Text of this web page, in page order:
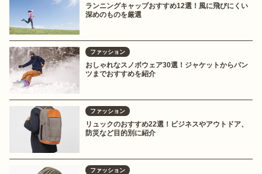
ランニングキャップおすすめ12選！風に飛びにくい
深めのものを厳選
ファッション
おしゃれなスノボウェア30選！ジャケットからパン
ツまでおすすめを紹介
ファッション
リュックのおすすめ22選！ビジネスやアウトドア、
防災など目的別に紹介
ファッション